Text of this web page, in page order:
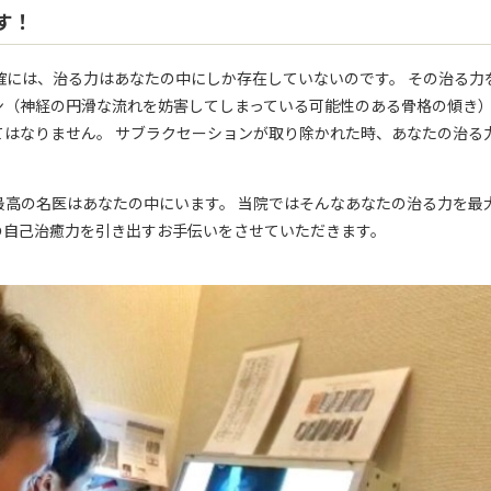
は、治る力はあなたの中にしか存在していないのです。 その治る力
神経の円滑な流れを妨害してしまっている可能性のある骨格の傾き
なりません。 サブラクセーションが取り除かれた時、あなたの治る
の名医はあなたの中にいます。 当院ではそんなあなたの治る力を最
己治癒力を引き出すお手伝いをさせていただきます。